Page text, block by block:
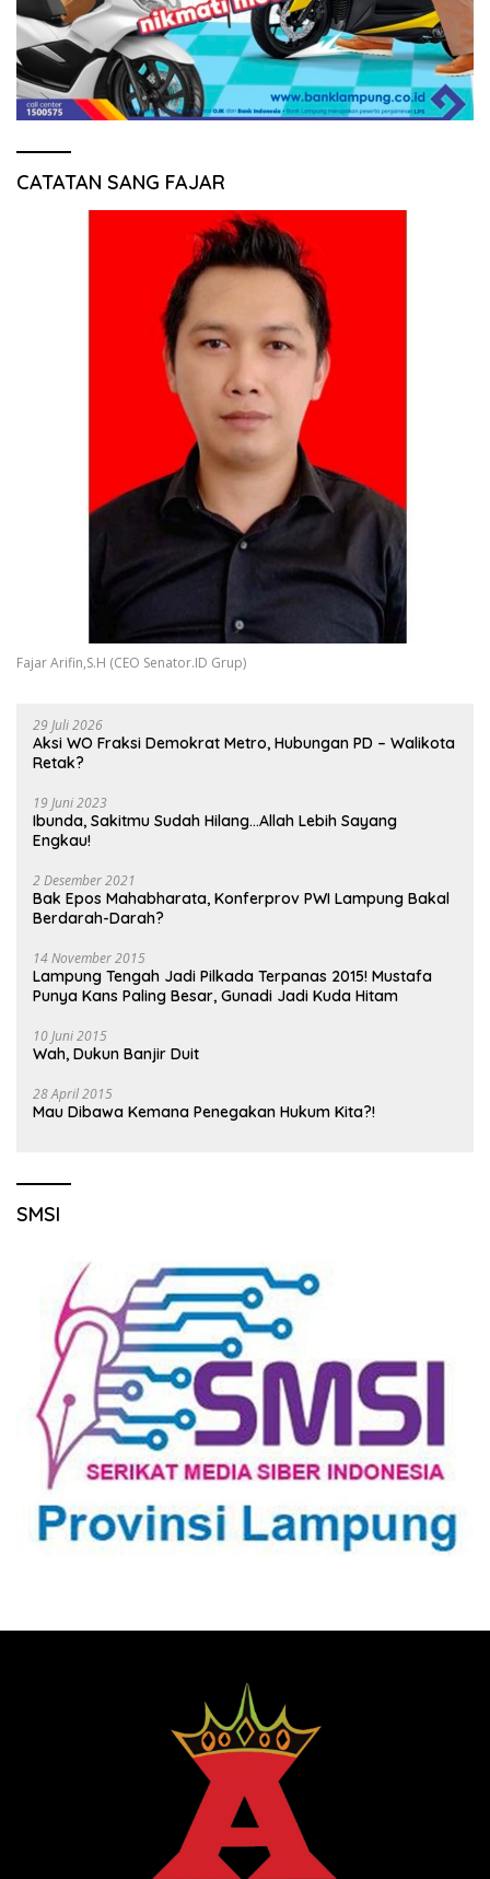
CATATAN SANG FAJAR
Fajar Arifin,S.H (CEO Senator.ID Grup)
29 Juli 2026
Aksi WO Fraksi Demokrat Metro, Hubungan PD – Walikota
Retak?
19 Juni 2023
Ibunda, Sakitmu Sudah Hilang…Allah Lebih Sayang
Engkau!
2 Desember 2021
Bak Epos Mahabharata, Konferprov PWI Lampung Bakal
Berdarah-Darah?
14 November 2015
Lampung Tengah Jadi Pilkada Terpanas 2015! Mustafa
Punya Kans Paling Besar, Gunadi Jadi Kuda Hitam
10 Juni 2015
Wah, Dukun Banjir Duit
28 April 2015
Mau Dibawa Kemana Penegakan Hukum Kita?!
SMSI